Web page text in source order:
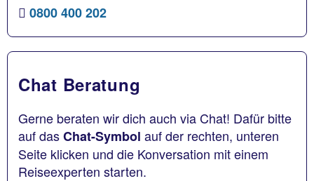
0800 400 202
Chat Beratung
Gerne beraten wir dich auch via Chat! Dafür bitte
auf dasChat-Symbol auf der rechten, unteren
Seite klicken und die Konversation mit einem
Reiseexperten starten.